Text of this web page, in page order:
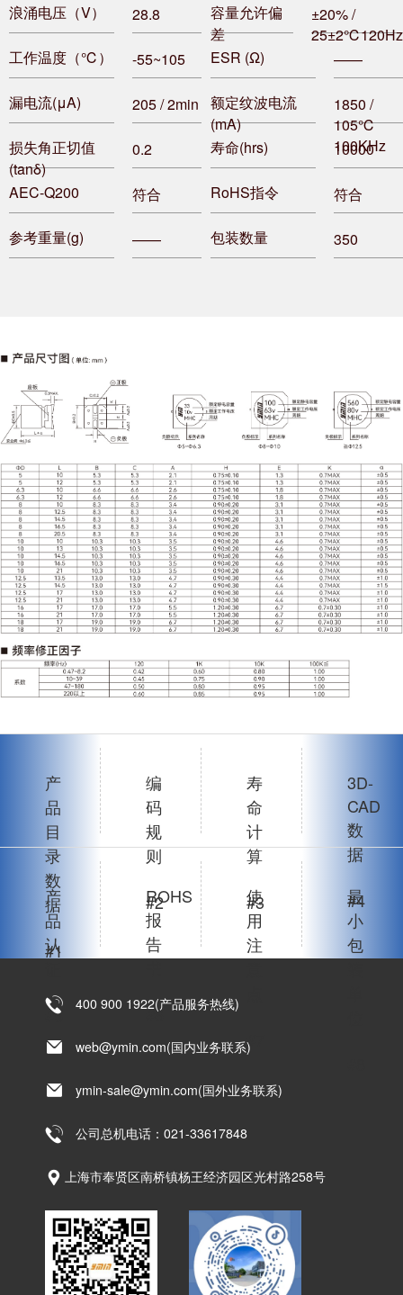
浪涌电压（V） 28.8
容量允许偏
差
±20% /
25±2℃120Hz
工作温度（℃）
-55~105 ESR (Ω) ——
漏电流(μA) 205 / 2min
额定纹波电流
(mA)
1850 /
105℃
100KHz
损失角正切值
(tanδ)
0.2 寿命(hrs) 10000
AEC-Q200 符合 RoHS指令 符合
参考重量(g) —— 包装数量 350
产
品
目
录
数
据
#1
编
码
规
则
#2
寿
命
计
算
#3
3D-
CAD
数
据
#4
产
品
认
#5
ROHS
报
告
#6
使
用
注
#7
最
小
包
400 900 1922(产品服务热线)
web@ymin.com(国内业务联系)
ymin-sale@ymin.com(国外业务联系)
公司总机电话：021-33617848
上海市奉贤区南桥镇杨王经济园区光村路258号